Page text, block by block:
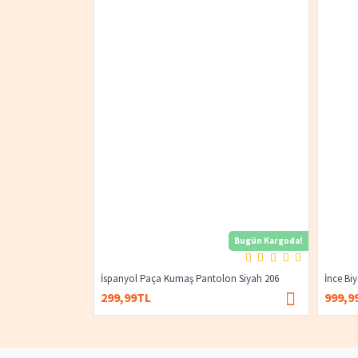
Bugün Kargoda!
İspanyol Paça Kumaş Pantolon Siyah 206
299,99TL
İnce